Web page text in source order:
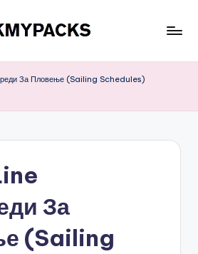
За Пловење (Sailing Schedules)
За
(Sailing